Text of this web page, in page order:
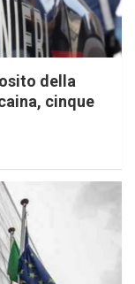
della
cinque